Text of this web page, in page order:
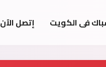
فى الكويت إتصل الآن